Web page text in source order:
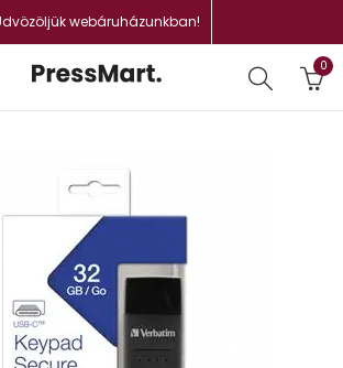
webáruházunkban!
0